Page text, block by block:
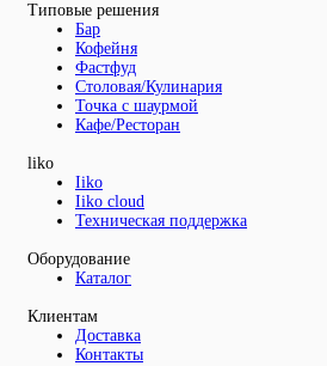
Типовые решения
Бар
Кофейня
Фастфуд
Столовая/Кулинария
Точка с шаурмой
Кафе/Ресторан
liko
Iiko
Iiko cloud
Техническая поддержка
Оборудование
Каталог
Клиентам
Доставка
Контакты